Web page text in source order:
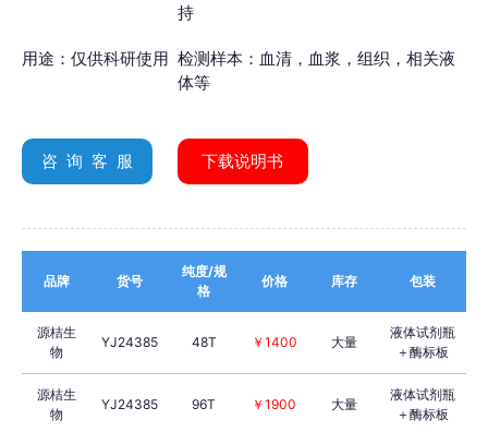
持
用途：仅供科研使用 检测样本：血清，血浆，组织，相关液
体等
咨 询 客 服 下载说明书
品牌 货号
纯度/规
格
价格 库存 包装
源桔生
物
YJ24385 48T ￥1400 大量
液体试剂瓶
＋酶标板
源桔生
物
YJ24385 96T ￥1900 大量
液体试剂瓶
＋酶标板